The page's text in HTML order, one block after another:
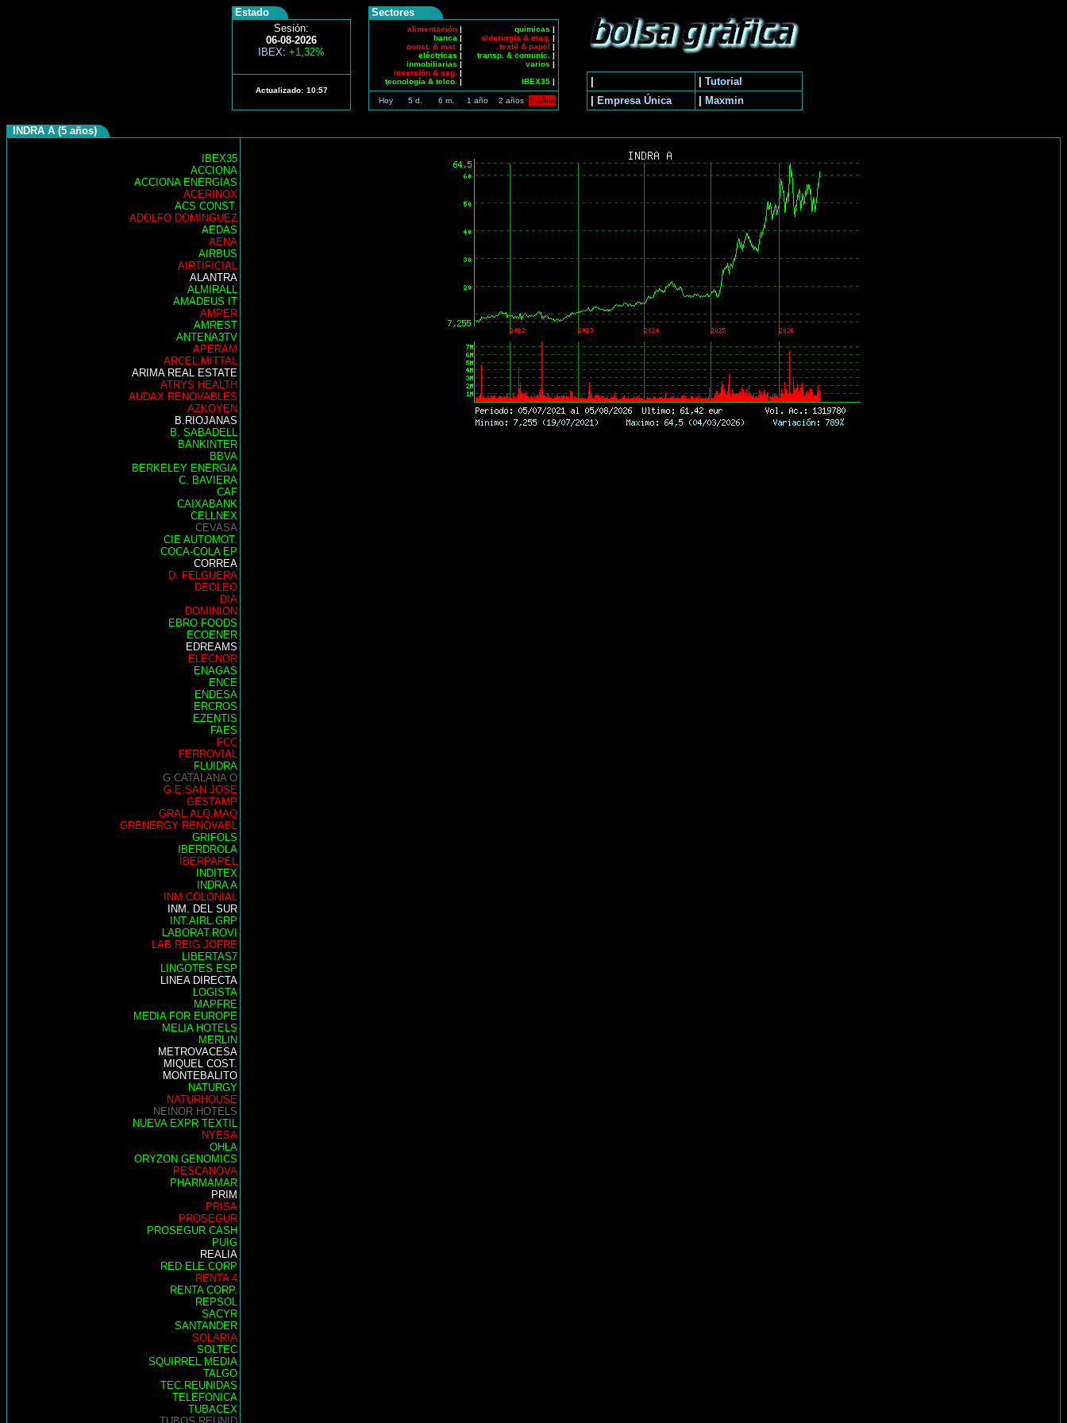
Estado
Sesión:
06-08-2026
IBEX: +1,32%
Actualizado: 10:57
Sectores
alimentación |
banca |
const. & mat. |
eléctricas |
inmobiliarias |
inversión & seg. |
tecnología & telco. |
quimicas |
siderurgia & maq. |
textil & papel |
transp. & comunic.
|
varios |
IBEX35 |
Hoy 5 d. 6 m. 1 año 2 años 5 años
Tutorial
Empresa Única Maxmin
INDRA A (5 años)
IBEX35
ACCIONA
ACCIONA ENERGIAS
ACERINOX
ACS CONST.
ADOLFO DOMINGUEZ
AEDAS
AENA
AIRBUS
AIRTIFICIAL
ALANTRA
ALMIRALL
AMADEUS IT
AMPER
AMREST
ANTENA3TV
APERAM
ARCEL.MITTAL
ARIMA REAL ESTATE
ATRYS HEALTH
AUDAX RENOVABLES
AZKOYEN
B.RIOJANAS
B. SABADELL
BANKINTER
BBVA
BERKELEY ENERGIA
C. BAVIERA
CAF
CAIXABANK
CELLNEX
CEVASA
CIE AUTOMOT.
COCA-COLA EP
CORREA
D. FELGUERA
DEOLEO
DIA
DOMINION
EBRO FOODS
ECOENER
EDREAMS
ELECNOR
ENAGAS
ENCE
ENDESA
ERCROS
EZENTIS
FAES
FCC
FERROVIAL
FLUIDRA
G.CATALANA O
G.E.SAN JOSE
GESTAMP
GRAL.ALQ.MAQ
GRENERGY RENOVABL
GRIFOLS
IBERDROLA
IBERPAPEL
INDITEX
INDRA A
INM.COLONIAL
INM. DEL SUR
INT.AIRL.GRP
LABORAT.ROVI
LAB REIG JOFRE
LIBERTAS7
LINGOTES ESP
LINEA DIRECTA
LOGISTA
MAPFRE
MEDIA FOR EUROPE
MELIA HOTELS
MERLIN
METROVACESA
MIQUEL COST.
MONTEBALITO
NATURGY
NATURHOUSE
NEINOR HOTELS
NUEVA EXPR TEXTIL
NYESA
OHLA
ORYZON GENOMICS
PESCANOVA
PHARMAMAR
PRIM
PRISA
PROSEGUR
PROSEGUR CASH
PUIG
REALIA
RED ELE.CORP
RENTA 4
RENTA CORP.
REPSOL
SACYR
SANTANDER
SOLARIA
SOLTEC
SQUIRREL MEDIA
TALGO
TEC.REUNIDAS
TELEFONICA
TUBACEX